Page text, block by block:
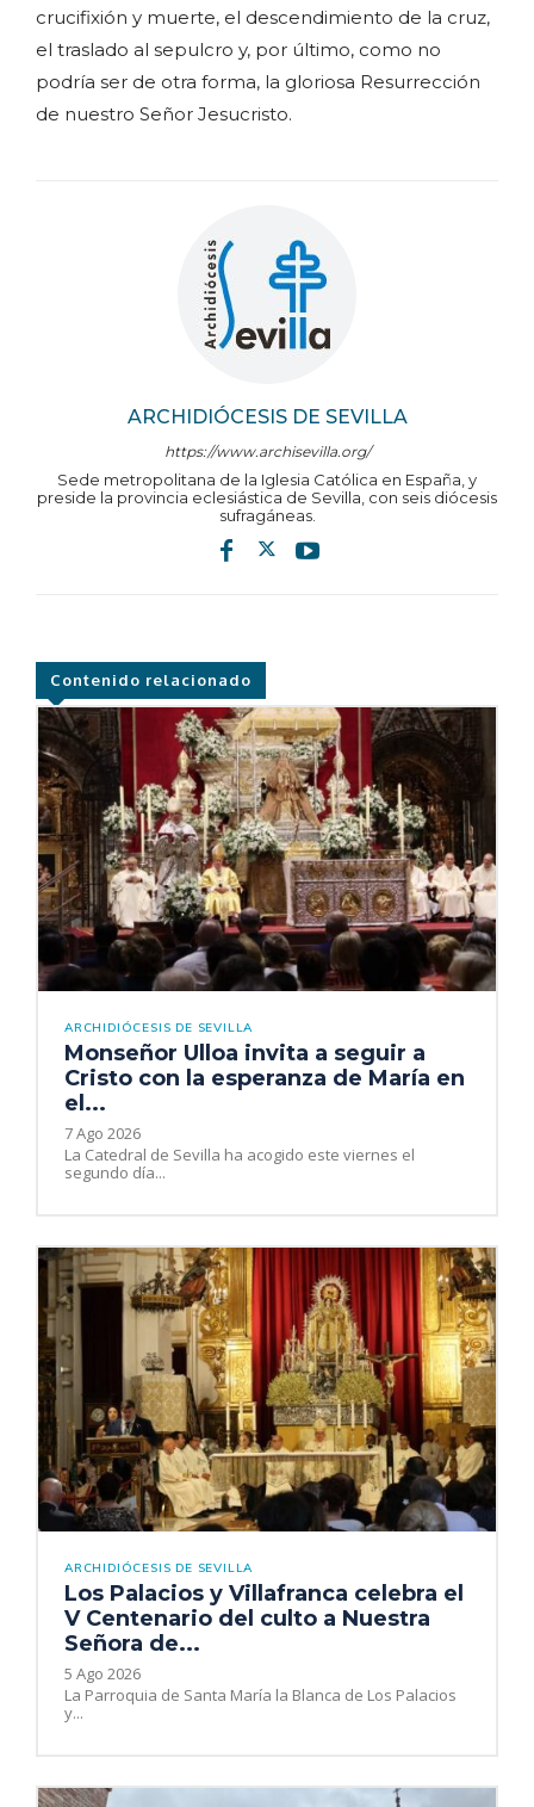
ARCHIDIÓCESIS DE SEVILLA
https://www.archisevilla.org/
Sede metropolitana de la Iglesia Católica en España, y
preside la provincia eclesiástica de Sevilla, con seis diócesis
sufragáneas.
crucifixión y muerte, el descendimiento de la cruz,
el traslado al sepulcro y, por último, como no
podría ser de otra forma, la gloriosa Resurrección
de nuestro Señor Jesucristo.
Contenido relacionado
ARCHIDIÓCESIS DE SEVILLA
Monseñor Ulloa invita a seguir a
Cristo con la esperanza de María en
el...
7 Ago 2026
La Catedral de Sevilla ha acogido este viernes el
segundo día...
ARCHIDIÓCESIS DE SEVILLA
Los Palacios y Villafranca celebra el
V Centenario del culto a Nuestra
Señora de...
5 Ago 2026
La Parroquia de Santa María la Blanca de Los Palacios
y...